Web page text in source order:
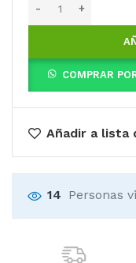
COMPRAR
Añadir a lista
14 Personas